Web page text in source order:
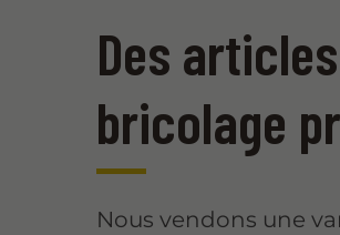
Des
bricolage
Nous vendons une